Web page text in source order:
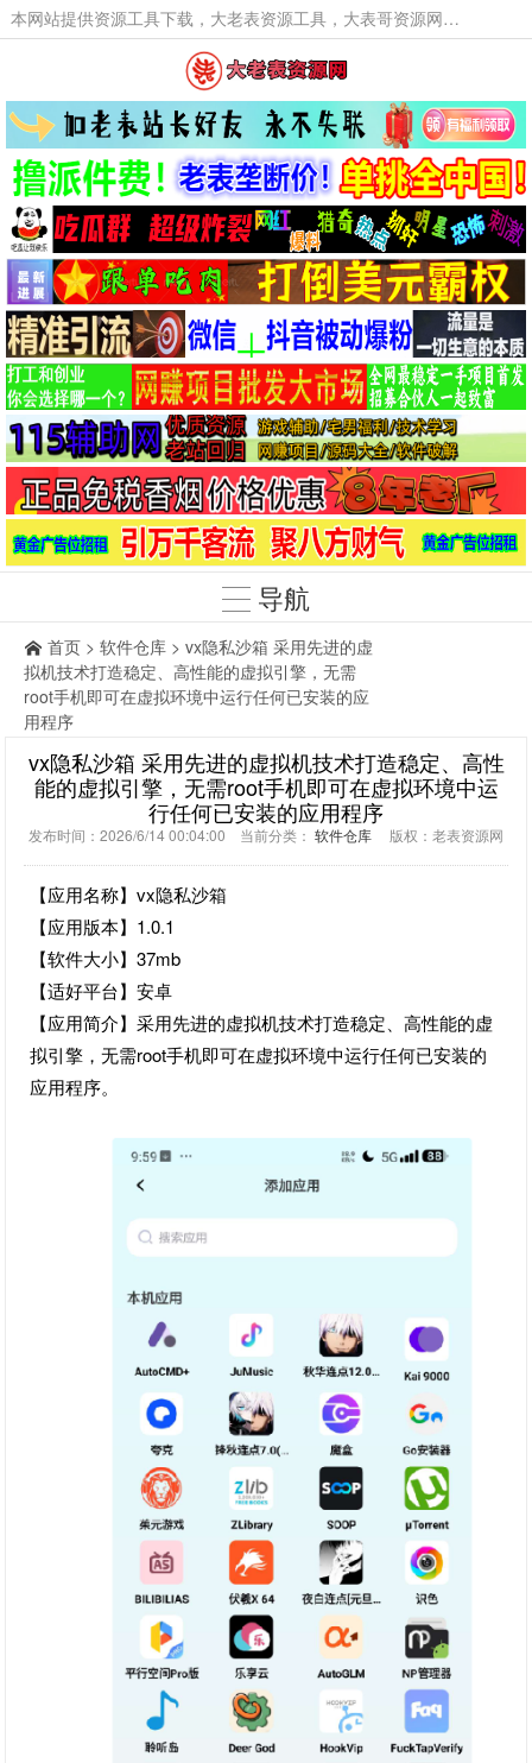
本网站提供资源工具下载，大老表资源工具，大表哥资源网软件工具，大老表资源下载，活动线报福利资源分享,活动线报，大型网游经典游戏，网络热门技术游戏辅助交流与分享。
导航
首页 > 软件仓库 > vx隐私沙箱 采用先进的虚
拟机技术打造稳定、高性能的虚拟引擎，无需
root手机即可在虚拟环境中运行任何已安装的应
用程序
vx隐私沙箱 采用先进的虚拟机技术打造稳定、高性
能的虚拟引擎，无需root手机即可在虚拟环境中运
行任何已安装的应用程序
发布时间：2026/6/14 00:04:00 当前分类： 软件仓库 版权：老表资源网
【应用名称】vx隐私沙箱
【应用版本】1.0.1
【软件大小】37mb
【适好平台】安卓
【应用简介】采用先进的虚拟机技术打造稳定、高性能的虚
拟引擎，无需root手机即可在虚拟环境中运行任何已安装的
应用程序。